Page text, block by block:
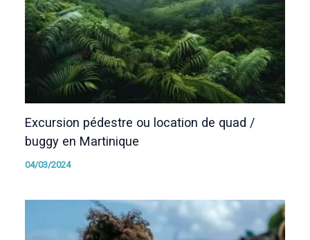
Excursion pédestre ou location de quad /
buggy en Martinique
04/03/2024